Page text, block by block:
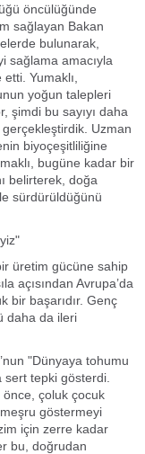
öncülüğünde
sağlayan Bakan
bulunarak,
sağlama amacıyla
etti. Yumaklı,
yoğun talepleri
şimdi bu sayıyı daha
gerçekleştirdik. Uzman
biyoçeşitliliğine
bugüne kadar bir
belirterek, doğa
sürdürüldüğünü
üretim gücüne sahip
açısından Avrupa’da
bir başarıdır. Genç
daha da ileri
"Dünyaya tohumu
sert tepki gösterdi.
önce, çoluk çocuk
göstermeyi
için zerre kadar
bu, doğrudan